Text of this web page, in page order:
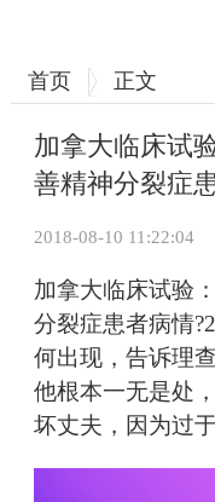
首页 正文
加拿大临床试
善精神分裂症
2018-08-10 11:22:04
加拿大临床试验：
分裂症患者病情
何出现，告诉理
他根本一无是处
坏丈夫，因为过